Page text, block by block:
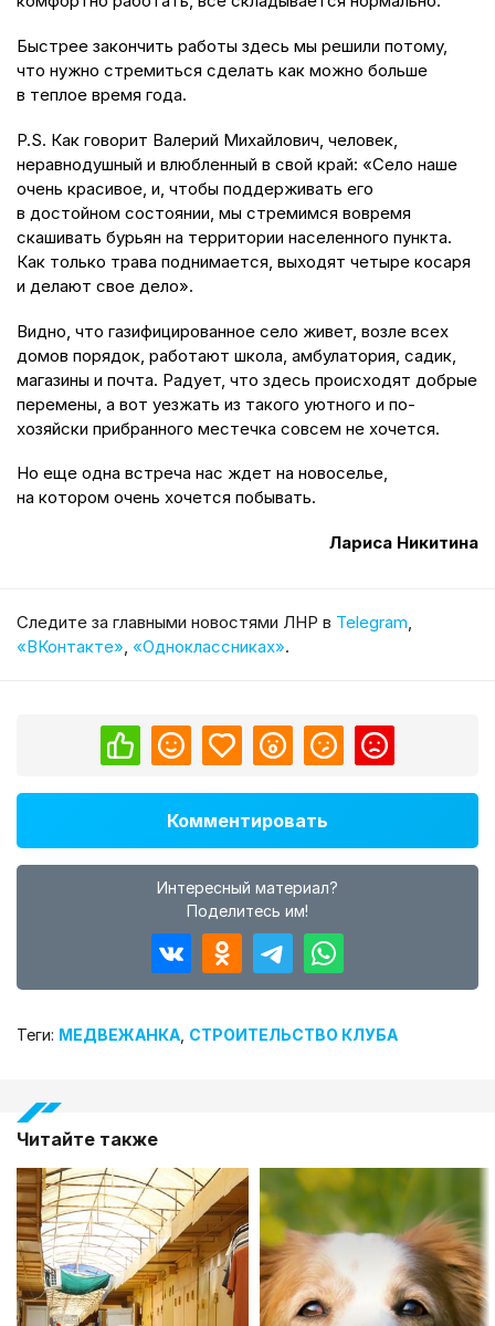
Быстрее закончить работы здесь мы решили потому,
что нужно стремиться сделать как можно больше
в теплое время года.
P.S. Как говорит Валерий Михайлович, человек,
неравнодушный и влюбленный в свой край: «Село наше
очень красивое, и, чтобы поддерживать его
в достойном состоянии, мы стремимся вовремя
скашивать бурьян на территории населенного пункта.
Как только трава поднимается, выходят четыре косаря
и делают свое дело».
Видно, что газифицированное село живет, возле всех
домов порядок, работают школа, амбулатория, садик,
магазины и почта. Радует, что здесь происходят добрые
перемены, а вот уезжать из такого уютного и по-
хозяйски прибранного местечка совсем не хочется.
Но еще одна встреча нас ждет на новоселье,
на котором очень хочется побывать.
Лариса Никитина
Cледите за главными новостями ЛНР в Telegram,
«ВКонтакте», «Одноклассниках».
Комментировать
Интересный материал?
Поделитесь им!
Теги: МЕДВЕЖАНКА СТРОИТЕЛЬСТВО КЛУБА
Читайте также